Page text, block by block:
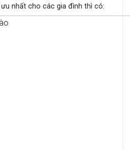
nhất cho các gia đình thì có: